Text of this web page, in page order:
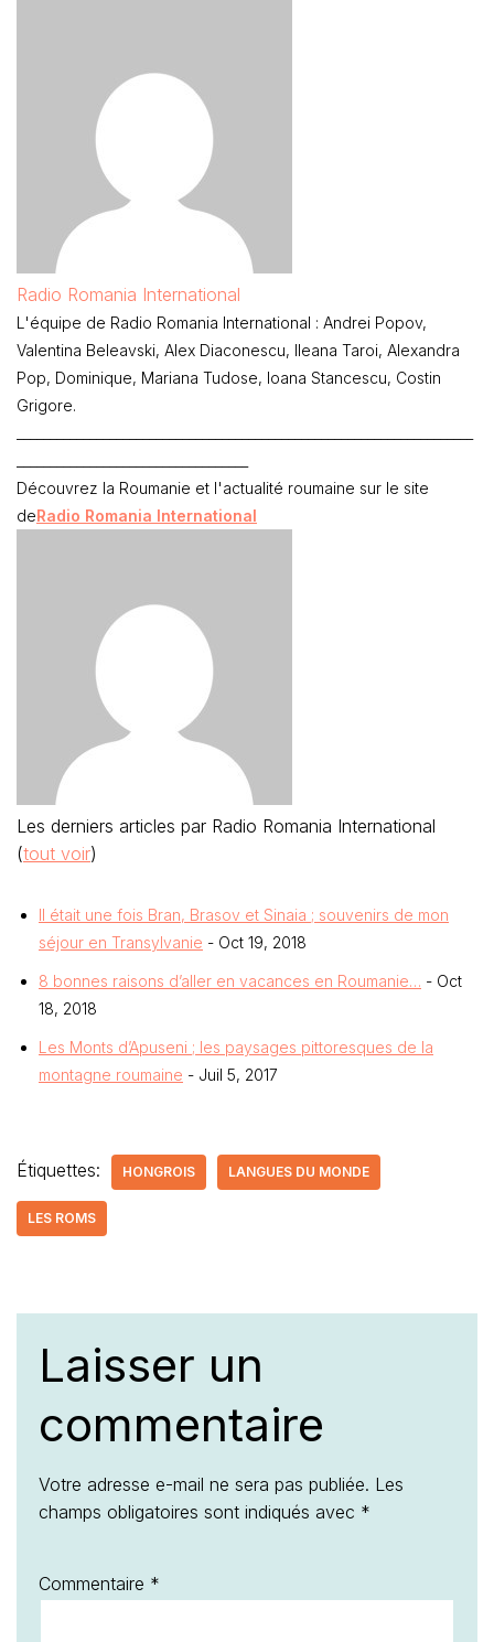
Radio Romania International
L'équipe de Radio Romania International : Andrei Popov,
Valentina Beleavski, Alex Diaconescu, Ileana Taroi, Alexandra
Pop, Dominique, Mariana Tudose, Ioana Stancescu, Costin
Grigore.
Découvrez la Roumanie et l'actualité roumaine sur le site
deRadio Romania International
Les derniers articles par Radio Romania International
(tout voir)
Il était une fois Bran, Brasov et Sinaia ; souvenirs de mon
séjour en Transylvanie - Oct 19, 2018
8 bonnes raisons d’aller en vacances en Roumanie… - Oct
18, 2018
Les Monts d’Apuseni ; les paysages pittoresques de la
montagne roumaine - Juil 5, 2017
Étiquettes: HONGROIS LANGUES DU MONDE
LES ROMS
Laisser un
commentaire
Votre adresse e-mail ne sera pas publiée. Les
champs obligatoires sont indiqués avec *
Commentaire *